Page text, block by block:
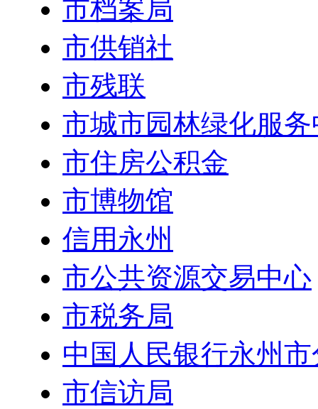
市档案局
市供销社
市残联
市城市园林绿化服
市住房公积金
市博物馆
信用永州
市公共资源交易中心
市税务局
中国人民银行永州
市信访局